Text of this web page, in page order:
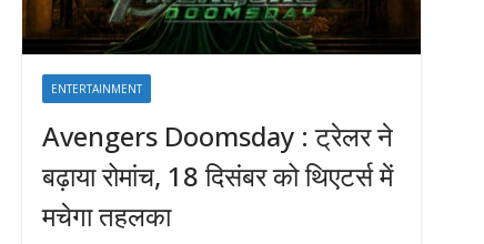
ENTERTAINMENT
Avengers Doomsday : ट्रेलर ने
बढ़ाया रोमांच, 18 दिसंबर को थिएटर्स में
मचेगा तहलका